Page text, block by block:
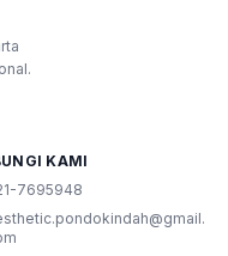
KAMI
7695948